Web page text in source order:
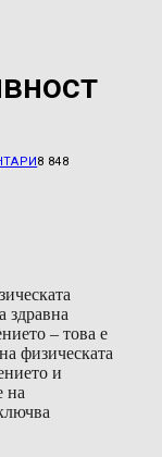
8 848
здравна
– това е
физическата
и
на